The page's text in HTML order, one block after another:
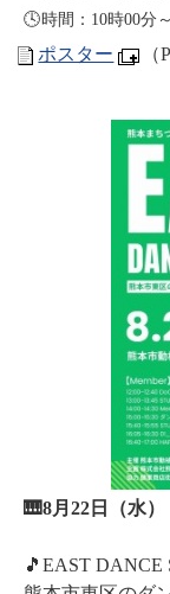
🕓時間：10時00分
ポスター
🎹8月22日（水）
🎵EAST DANCE